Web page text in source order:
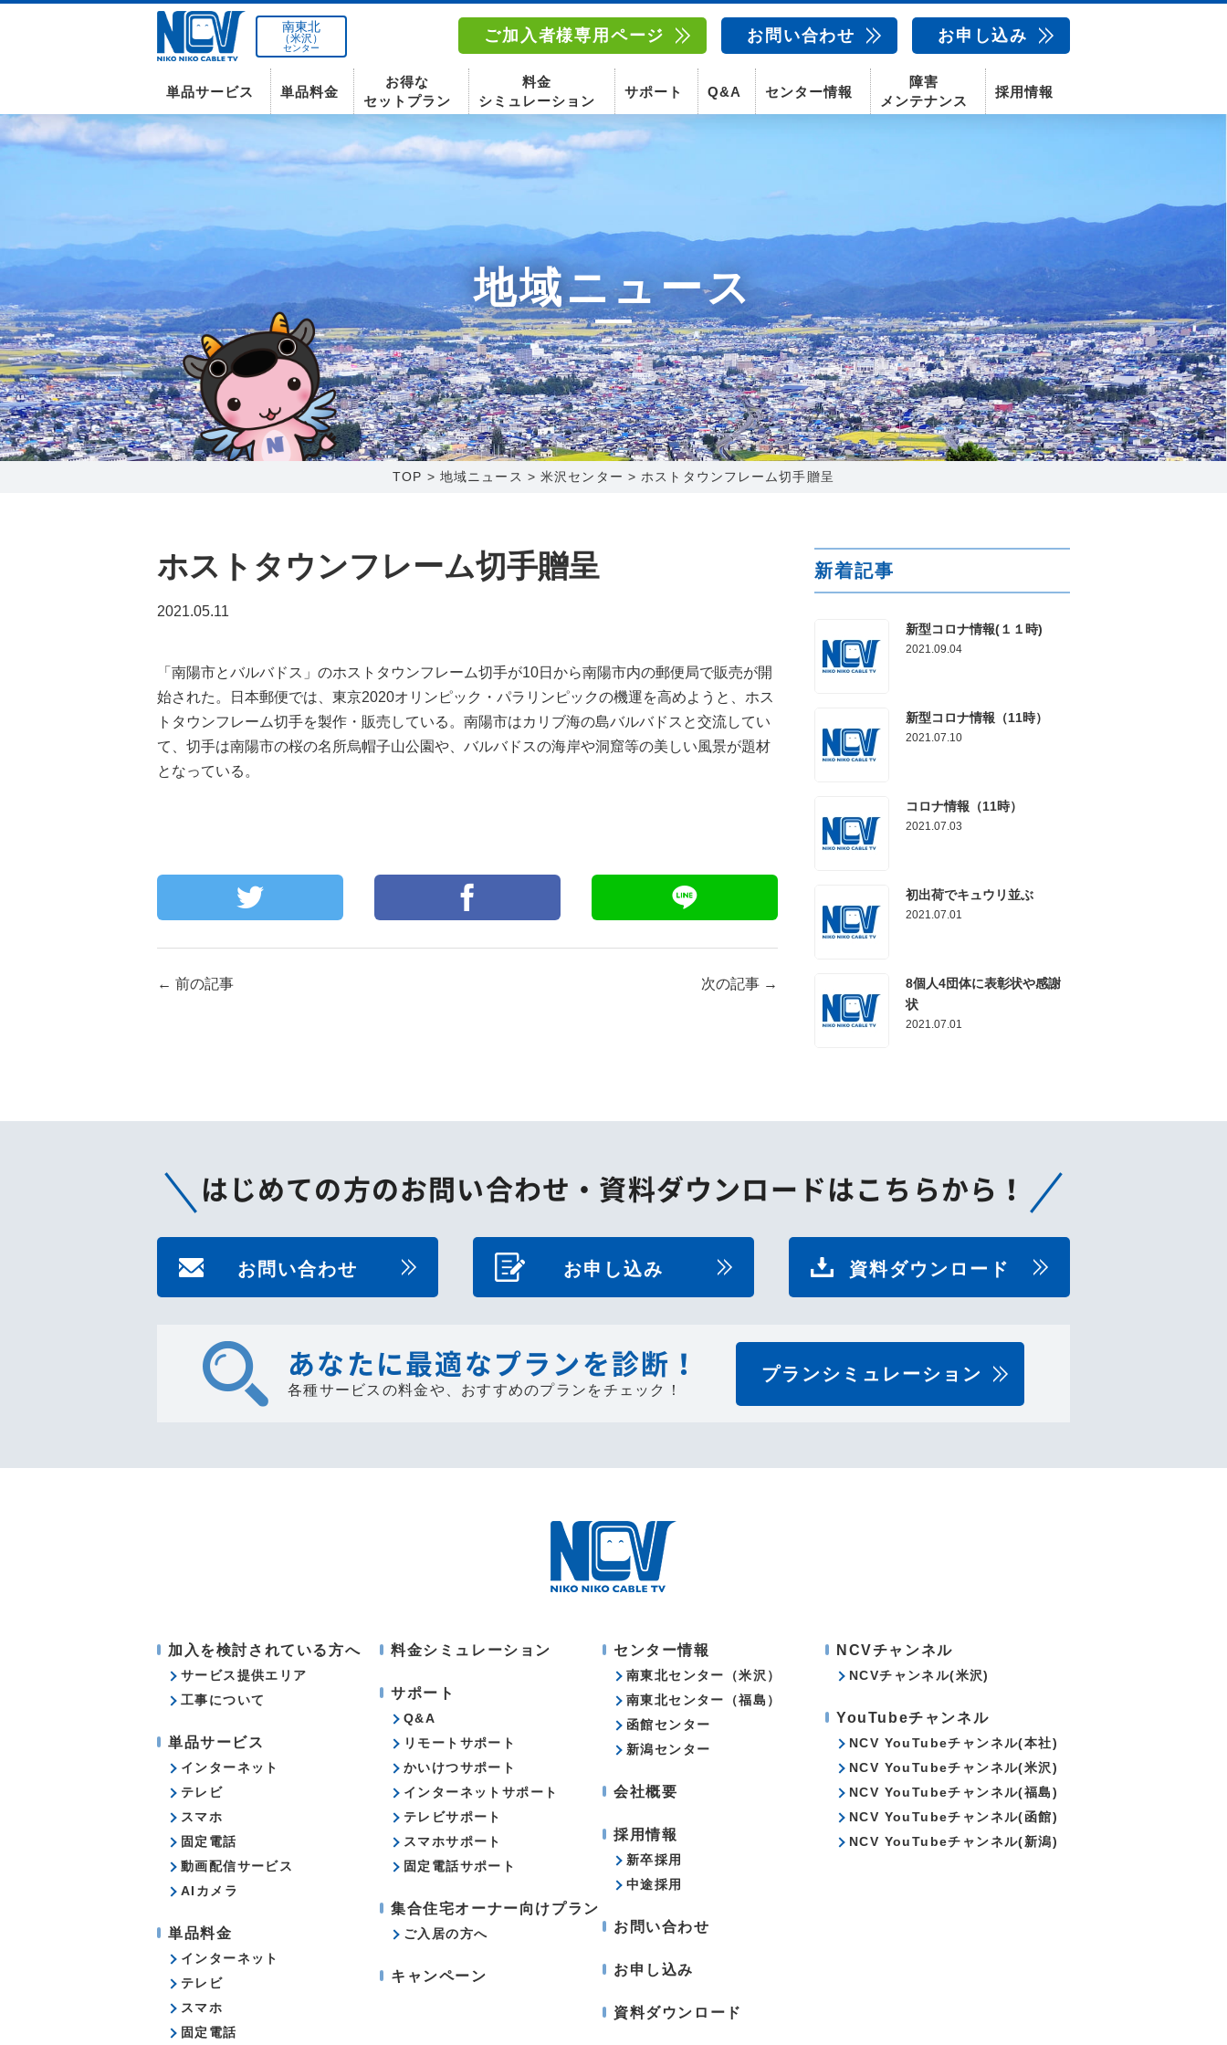
〒992-0044
山形県米沢市春日四丁目2-75
0238-24-2525
営業時間 9:00～18:00
〒960-8252
福島県福島市御山字一本松17-1-1
0120-173-577
営業時間 9:15～18:00
北海道函館市桔梗町379-31
0138-34-2525
営業時間 9:00～18:00
新潟県新潟市西区山田2310-39
025-210-1200
営業時間 9:00～18:00
南東北
（米沢）
センター
ご加入者様専用ページ お問い合わせ お申し込み
単品サービス
インターネット スマホ 固定電話 AIカメラ
単品料金
インターネット スマホ 動画配信サービス
お得な
セットプラン
料金
シミュレーション
サポート Q&A センター情報
〒992-0044
山形県米沢市春日四丁目2-75
0238-24-2525
営業時間 9:00～18:00
〒960-8252
福島県福島市御山字一本松17-1-1
0120-173-577
営業時間 9:15～18:00
番組情報
〒041-0801
北海道函館市桔梗町379-31
0138-34-2525
営業時間 9:00～18:00
番組情報
〒950-1189
新潟県新潟市西区山田2310-39
025-210-1200
営業時間 9:00～18:00
障害
メンテナンス
採用情報
地域ニュース
TOP > 地域ニュース >米沢センター > ホストタウンフレーム切手贈呈
ホストタウンフレーム切手贈呈
2021.05.11
「南陽市とバルバドス」のホストタウンフレーム切手が10日から南陽市内の郵便局で販売が開
始された。日本郵便では、東京2020オリンピック・パラリンピックの機運を高めようと、ホス
トタウンフレーム切手を製作・販売している。南陽市はカリブ海の島バルバドスと交流してい
て、切手は南陽市の桜の名所烏帽子山公園や、バルバドスの海岸や洞窟等の美しい風景が題材
となっている。
← 前の記事 次の記事 →
新着記事
新型コロナ情報(１１時)
2021.09.04
新型コロナ情報（11時）
2021.07.10
コロナ情報（11時）
2021.07.03
初出荷でキュウリ並ぶ
2021.07.01
8個人4団体に表彰状や感謝
状
2021.07.01
はじめての方のお問い合わせ・ 資料ダウンロードはこちらから！
お問い合わせ お申し込み 資料ダウンロード
あなたに最適なプランを診断！
各種サービスの料金や、 おすすめのプランをチェック！
プランシミュレーション
加入を検討されている方へ
サービス提供エリア
工事について
単品サービス
インターネット
テレビ
スマホ
固定電話
動画配信サービス
AIカメラ
単品料金
インターネット
テレビ
スマホ
固定電話
料金シミュレーション
サポート
Q&A
リモートサポート
かいけつサポート
インターネットサポート
テレビサポート
スマホサポート
固定電話サポート
集合住宅オーナー向けプラン
ご入居の方へ
キャンペーン
センター情報
南東北センター（米沢）
南東北センター（福島）
函館センター
新潟センター
会社概要
採用情報
新卒採用
中途採用
お問い合わせ
お申し込み
資料ダウンロード
NCVチャンネル
NCVチャンネル(米沢)
YouTubeチャンネル
NCV YouTubeチャンネル(本社)
NCV YouTubeチャンネル(米沢)
NCV YouTubeチャンネル(福島)
NCV YouTubeチャンネル(函館)
NCV YouTubeチャンネル(新潟)